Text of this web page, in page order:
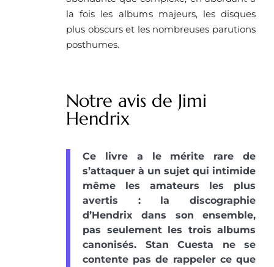
la fois les albums majeurs, les disques
plus obscurs et les nombreuses parutions
posthumes.
Notre avis de Jimi
Hendrix
Ce livre a le mérite rare de
s’attaquer à un sujet qui intimide
même les amateurs les plus
avertis : la discographie
d’Hendrix dans son ensemble,
pas seulement les trois albums
canonisés. Stan Cuesta ne se
contente pas de rappeler ce que